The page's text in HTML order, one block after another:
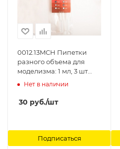
0012.13MCH Пипетки
разного объема для
моделизма: 1 мл, 3 шт
MACHETE
Нет в наличии
30 руб./шт
Подписаться